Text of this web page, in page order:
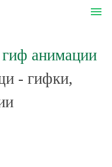
menu
анимации
- гифки,